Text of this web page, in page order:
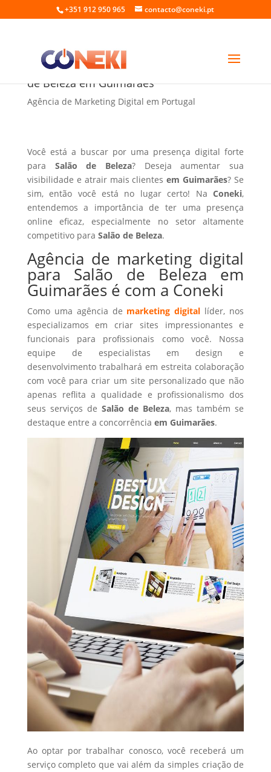
+351 912 950 965 contacto@coneki.pt
Agência de marketing digital para Salão
de Beleza em Guimarães
Agência de Marketing Digital em Portugal
Você está a buscar por uma presença digital forte
para Salão de Beleza? Deseja aumentar sua
visibilidade e atrair mais clientesem Guimarães? Se
sim, então você está no lugar certo! NaConeki,
entendemos a importância de ter uma presença
online eficaz, especialmente no setor altamente
competitivo para Salão de Beleza.
Agência de marketing digital
para Salão de Beleza em
Guimarães é com a Coneki
Como uma agência de marketing digital líder, nos
especializamos em criar sites impressionantes e
funcionais para profissionais como você. Nossa
equipe de especialistas em design e
desenvolvimento trabalhará em estreita colaboração
com você para criar um site personalizado que não
apenas reflita a qualidade e profissionalismo dos
seus serviços de Salão de Beleza, mas também se
destaque entre a concorrência em Guimarães.
Ao optar por trabalhar conosco, você receberá um
serviço completo que vai além da simples criação de